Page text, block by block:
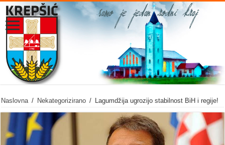
Naslovna / Nekategorizirano / Lagumdžija ugrozijo stabilnost BiH i regije!